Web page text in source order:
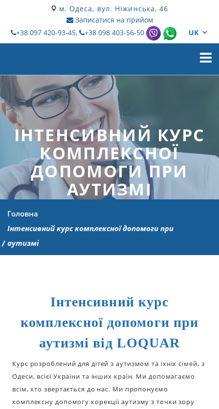
м. Одеса, вул. Ніжинська, 46
Записатися на прийом
+38 097 420-93-45,
+38 098 403-56-50
ІНТЕНСИВНИЙ КУРС
КОМПЛЕКСНОЇ
ДОПОМОГИ ПРИ
АУТИЗМІ
Головна
Інтенсивний курс комплексної допомоги при
аутизмі
Інтенсивний курс
комплексної допомоги при
аутизмі від LOQUAR
Курс розроблений для дітей з аутизмом та їхніх сімей, з
Одеси, всієї України та інших країн. Ми допомагаємо
всім, хто звертається до нас. Ми пропонуємо
комплексну допомогу корекції аутизму з точки зору